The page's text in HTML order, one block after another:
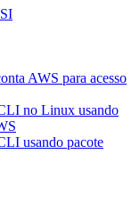
AWS para acesso
no Linux usando
usando pacote